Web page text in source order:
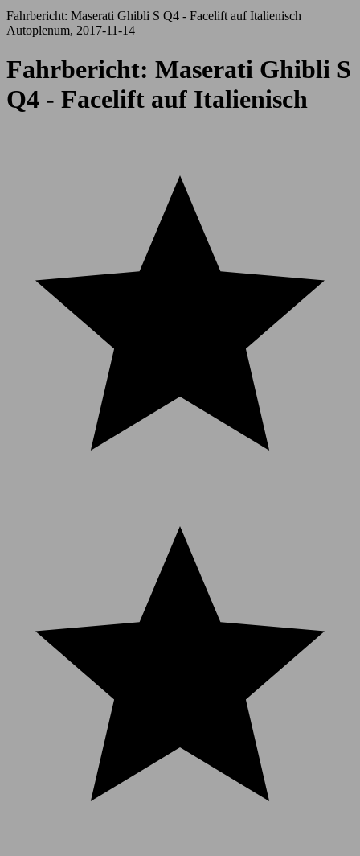
Fahrbericht: Maserati Ghibli S Q4 - Facelift auf Italienisch
Autoplenum, 2017-11-14
Fahrbericht: Maserati Ghibli S
Q4 - Facelift auf Italienisch